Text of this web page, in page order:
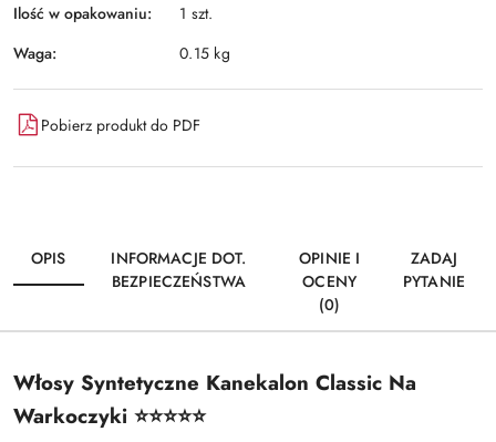
Ilość w opakowaniu:
1 szt.
Waga:
0.15 kg
Pobierz produkt do PDF
OPIS
INFORMACJE DOT.
BEZPIECZEŃSTWA
OPINIE I
OCENY
(0)
ZADAJ
PYTANIE
Włosy Syntetyczne Kanekalon Classic Na
Warkoczyki ⭐️⭐️⭐️⭐️⭐️